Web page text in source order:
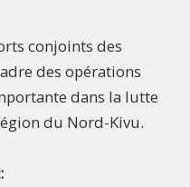
conjoints des
des opérations
dans la lutte
du Nord-Kivu.